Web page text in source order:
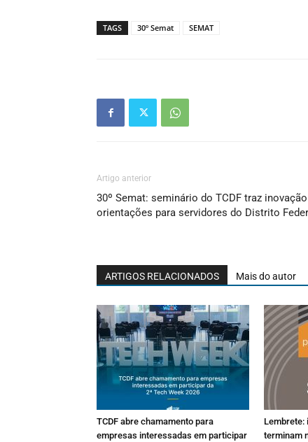
TAGS 30º Semat SEMAT
Artigo anterior
30º Semat: seminário do TCDF traz
orientações para servidores do Distrito
ARTIGOS RELACIONADOS Mais do autor
TCDF abre chamamento para
empresas interessadas em participar
Lembrete:
terminam